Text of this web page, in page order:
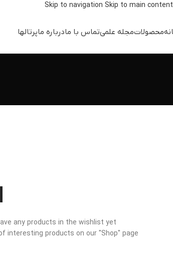
Skip to navigation Skip to main content
محصولاتمجله علمیتماس با مادرباره ماپرتالها
any products in the wishlist yet.
interesting products on our "Shop" page.